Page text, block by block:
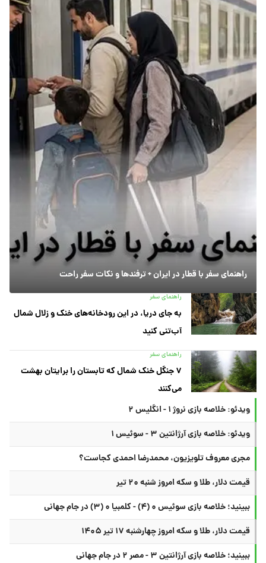
راهنمای سفر با قطار در ایران + ترفندها و نکات سفر راحت
راهنمای سفر
به جای دریا، در این رودخانه‌های خنک و زلال شمال
آب‌تنی کنید
راهنمای سفر
۷ جنگل خنک شمال که تابستان را برایتان بهشت
می‌کنند
ویدئو: خلاصه بازی نروژ ۱ - انگلیس ۲
ویدئو: خلاصه بازی آرژانتین ۳ - سوئیس ۱
مجری معروف تلویزیون، محمدرضا احمدی کجاست؟
قیمت دلار، طلا و سکه امروز شنبه ۲۰ تیر
ببینید؛ خلاصه بازی سوئیس ۰ (۴) - کلمبیا ۰ (۳) در جام جهانی
قیمت دلار، طلا و سکه امروز چهارشنبه ۱۷ تیر ۱۴۰۵
ببینید؛ خلاصه بازی آرژانتین ۳ - مصر ۲ در جام جهانی